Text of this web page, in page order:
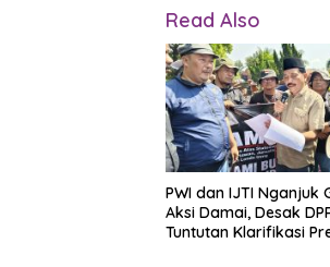
Read Also
PWI dan IJTI Nganjuk
Aksi Damai, Desak
Tuntutan Klarifikasi